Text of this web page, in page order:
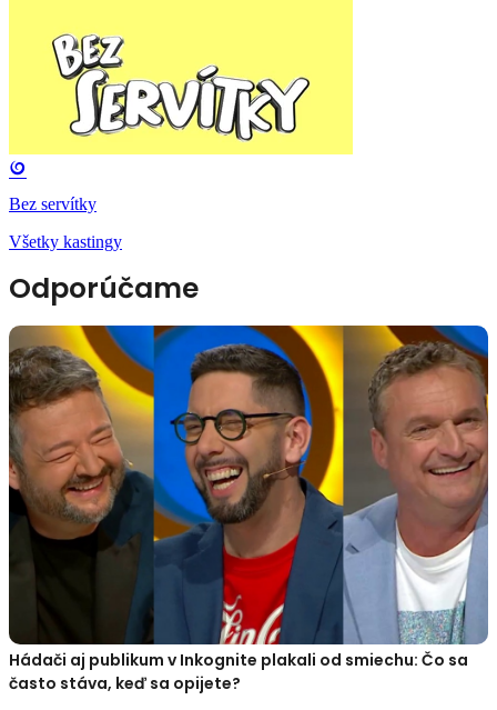
Bez servítky
Všetky kastingy
Odporúčame
Hádači aj publikum v Inkognite plakali od smiechu: Čo sa
často stáva, keď sa opijete?